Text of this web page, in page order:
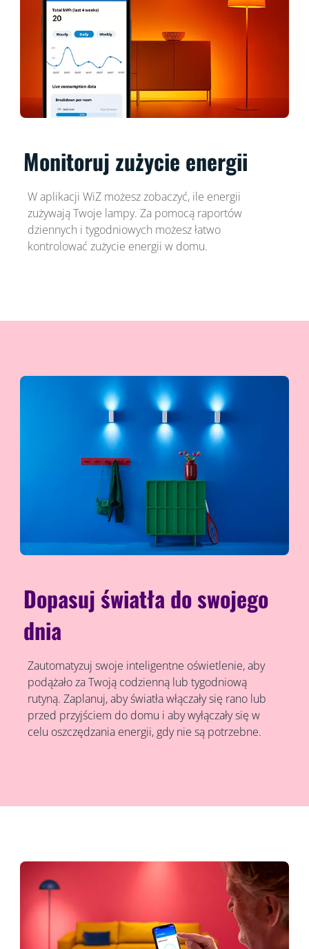
Monitoruj zużycie energii
W aplikacji WiZ możesz zobaczyć, ile energii
zużywają Twoje lampy. Za pomocą raportów
dziennych i tygodniowych możesz łatwo
kontrolować zużycie energii w domu.
Dopasuj światła do swojego
dnia
Zautomatyzuj swoje inteligentne oświetlenie, aby
podążało za Twoją codzienną lub tygodniową
rutyną. Zaplanuj, aby światła włączały się rano lub
przed przyjściem do domu i aby wyłączały się w
celu oszczędzania energii, gdy nie są potrzebne.